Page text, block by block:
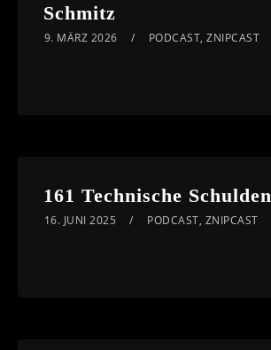
Schmitz
9. MÄRZ 2026 PODCAST,ZNIPCAST
161 Technische Schulden
16. JUNI 2025 PODCAST, ZNIPCAST